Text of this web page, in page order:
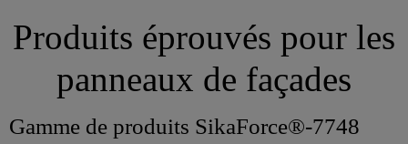
Produits éprouvés pour les
panneaux de façades
Gamme de produits SikaForce®-7748